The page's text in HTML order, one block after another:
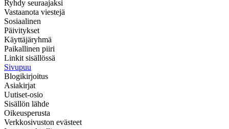
Ryhdy seuraajaksi
Vastaanota viestejä
Sosiaalinen
Päivitykset
Käyttäjäryhmä
Paikallinen piiri
Linkit sisällössä
Sivupuu
Blogikirjoitus
Asiakirjat
Uutiset-osio
Sisällön lähde
Oikeusperusta
Verkkosivuston evästeet